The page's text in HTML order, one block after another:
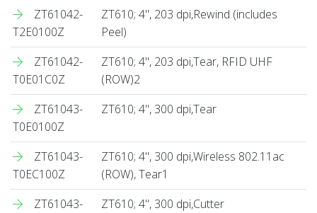
ZT61042-
T2E0100Z
ZT610; 4", 203 dpi,Rewind (includes
Peel)
ZT61042-
T0E01C0Z
ZT610; 4", 203 dpi,Tear, RFID UHF
(ROW)2
ZT61043-
T0E0100Z
ZT610; 4", 300 dpi,Tear
ZT61043-
T0EC100Z
ZT610; 4", 300 dpi,Wireless 802.11ac
(ROW), Tear1
ZT61043-
ZT610; 4", 300 dpi,Cutter